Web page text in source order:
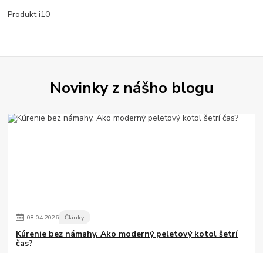
Produkt i10
Novinky z nášho blogu
08.04.2026 Články
Kúrenie bez námahy. Ako moderný peletový kotol šetrí
čas?